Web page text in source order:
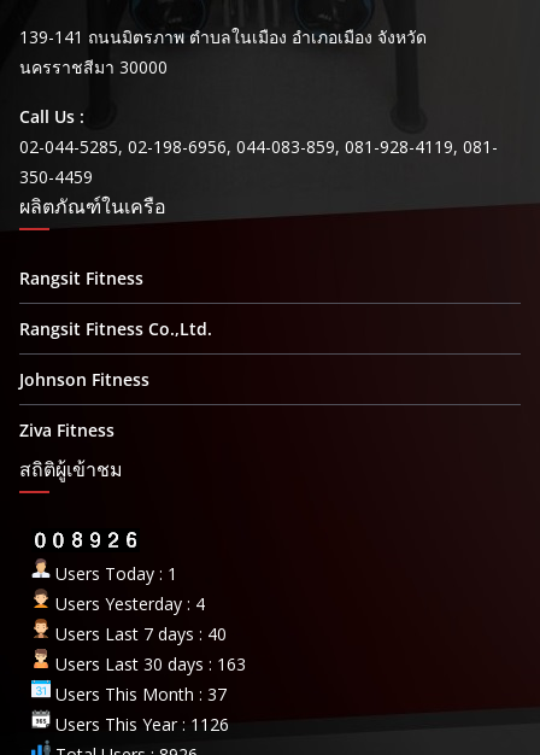
139-141 ถนนมิตรภาพ ตำบลในเมือง อำเภอเมือง จังหวัด
นครราชสีมา 30000
Call Us :
02-044-5285, 02-198-6956, 044-083-859, 081-928-4119, 081-
350-4459
ผลิตภัณฑ์ในเครือ
Rangsit Fitness
Rangsit Fitness Co.,Ltd.
Johnson Fitness
Ziva Fitness
สถิติผู้เข้าชม
Users Today : 1
Users Yesterday : 4
Users Last 7 days : 40
Users Last 30 days : 163
Users This Month : 37
Users This Year : 1126